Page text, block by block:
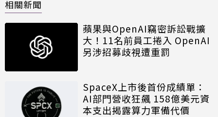
相關新聞
蘋果與OpenAI竊密訴訟戰擴
大！11名前員工捲入 OpenAI
另涉招募歧視遭重罰
SpaceX上市後首份成績單：
AI部門營收狂飆 158億美元資
本支出揭露算力軍備代價